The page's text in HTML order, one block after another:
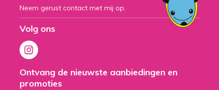
Neem gerust contact met mij op.
Volg ons
Ontvang de nieuwste aanbiedingen en
promoties